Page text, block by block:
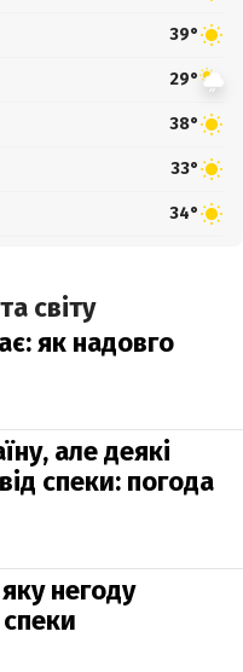
39°
29°
38°
33°
34°
світу
як надовго
але деякі
спеки: погода
негоду
спеки